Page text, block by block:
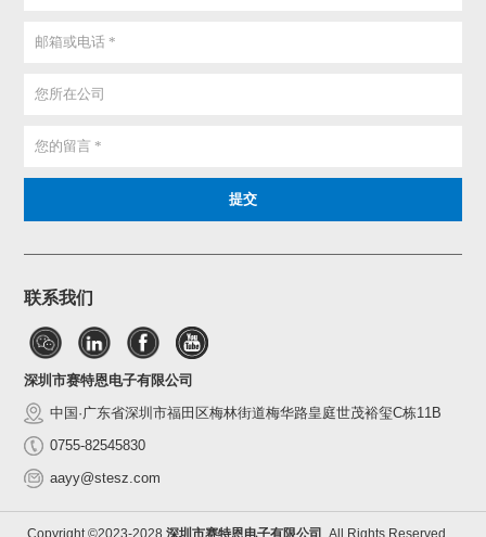
联系我们
深圳市赛特恩电子有限公司
中国·广东省深圳市福田区梅林街道梅华路皇庭世茂裕玺C栋11B
0755-82545830
aayy@stesz.com
Copyright ©2023-2028 深圳市赛特恩电子有限公司 All Rights Reserved.